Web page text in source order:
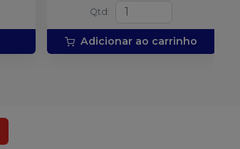
Qtd :
Adicionar ao carrinho